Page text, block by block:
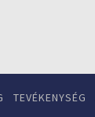
TEVÉKENYSÉG